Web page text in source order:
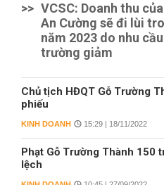
>> VCSC: Doanh thu
An Cường sẽ đi lùi
năm 2023 do nhu
trường giảm
Chủ tịch HĐQT Gỗ Trường
phiếu
KINH DOANH 15:29 | 18/11/2022
Phạt Gỗ Trường Thành 150
lệch